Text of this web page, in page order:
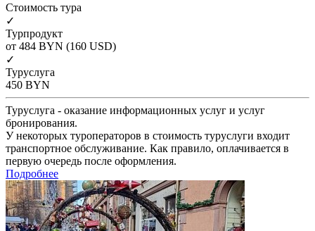
Cтоимость тура
✓
Турпродукт
от 484 BYN (160 USD)
✓
Туруслуга
450 BYN
Туруслуга - оказание информационных услуг и услуг
бронирования.
У некоторых туроператоров в стоимость туруслуги входит
транспортное обслуживание. Как правило, оплачивается в
первую очередь после оформления.
Подробнее